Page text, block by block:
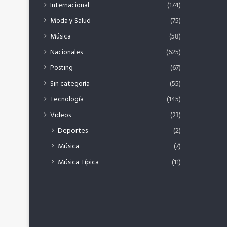
Internacional
(174)
Moda y Salud
(75)
Música
(58)
Nacionales
(625)
Posting
(67)
Sin categoría
(55)
Tecnología
(145)
Videos
(23)
Deportes
(2)
Música
(7)
Música Típica
(11)